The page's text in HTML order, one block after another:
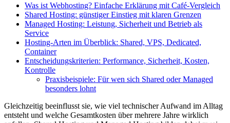
Was ist Webhosting? Einfache Erklärung mit Café-Vergleich
Shared Hosting: günstiger Einstieg mit klaren Grenzen
Managed Hosting: Leistung, Sicherheit und Betrieb als
Service
Hosting-Arten im Überblick: Shared, VPS, Dedicated,
Container
Entscheidungskriterien: Performance, Sicherheit, Kosten,
Kontrolle
Praxisbeispiele: Für wen sich Shared oder Managed
besonders lohnt
Gleichzeitig beeinflusst sie, wie viel technischer Aufwand im Alltag
entsteht und welche Gesamtkosten über mehrere Jahre wirklich